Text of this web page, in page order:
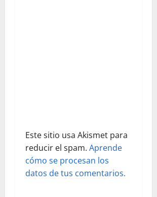
a
d
a
Este sitio usa Akismet para
reducir el spam. Aprende
cómo se procesan los
datos de tus comentarios.